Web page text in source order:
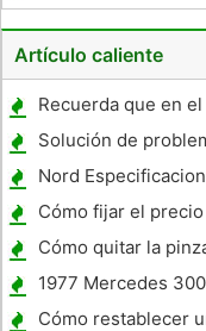
Faros Camaro?
Artículo caliente
Recuerda que en
Solución de
Nord
Cómo fijar el
Cómo quitar la
Davidson FLSTC
1977 Mercedes
Cómo restablecer